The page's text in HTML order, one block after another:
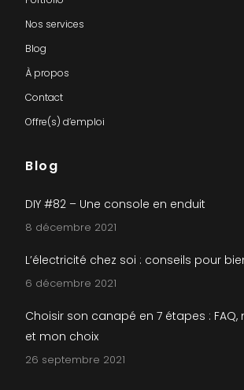
Nos services
Blog
À propos
Contact
Offre(s) d’emploi
Blog
DIY #82 – Une console en enduit
8 décembre 2021
L’électricité chez soi : conseils pour
6 décembre 2021
Choisir son canapé en 7 étapes : FAQ,
et mon choix
26 septembre 2021